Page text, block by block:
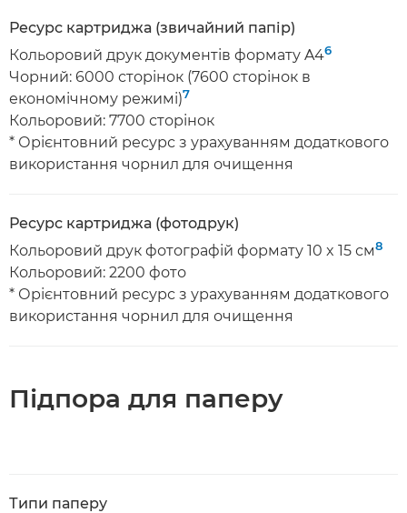
Ресурс картриджа (звичайний папір)
Кольоровий друк документів формату A46
Чорний: 6000 сторінок (7600 сторінок в
економічному режимі)7
Кольоровий: 7700 сторінок
* Орієнтовний ресурс з урахуванням додаткового
використання чорнил для очищення
Ресурс картриджа (фотодрук)
Кольоровий друк фотографій формату 10 x 15 см8
Кольоровий: 2200 фото
* Орієнтовний ресурс з урахуванням додаткового
використання чорнил для очищення
Підпора для паперу
Типи паперу